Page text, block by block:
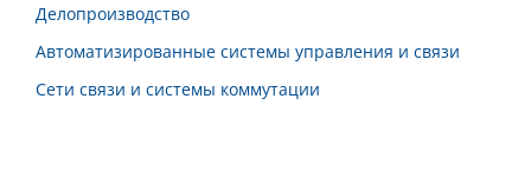
Делопроизводство
Автоматизированные системы управления и связи
Сети связи и системы коммутации